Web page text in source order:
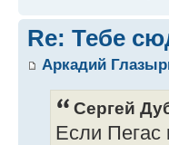
Re: Тебе
Аркадий
Сергей
Если Пегас